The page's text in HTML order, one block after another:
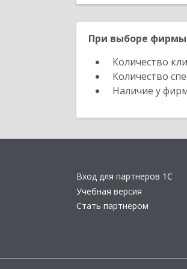
При выборе
Количество
Количество
Наличие у
Вход для партнеров 1С
Учебная версия
Стать партнером